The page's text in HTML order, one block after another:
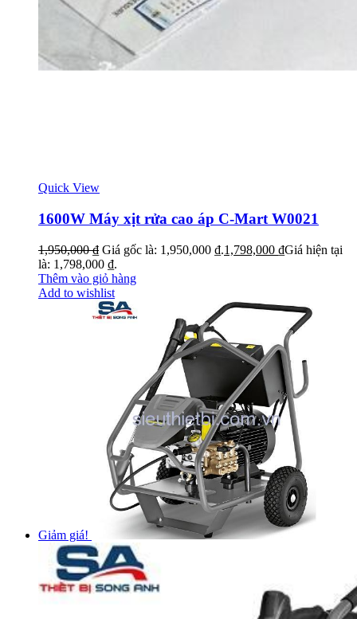
Quick View
1600W Máy xịt rửa cao áp C-Mart W0021
1,950,000₫ Giá gốc là: 1,950,000 ₫.1,798,000 ₫Giá hiện tại
là: 1,798,000 ₫.
Thêm vào giỏ hàng
Add to wishlist
Giảm giá!